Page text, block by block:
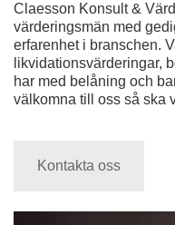
Claesson Konsult &
värderingsmän med
erfarenhet i branschen.
likvidationsvärderingar,
har med belåning och
välkomna till oss så ska
Kontakta oss